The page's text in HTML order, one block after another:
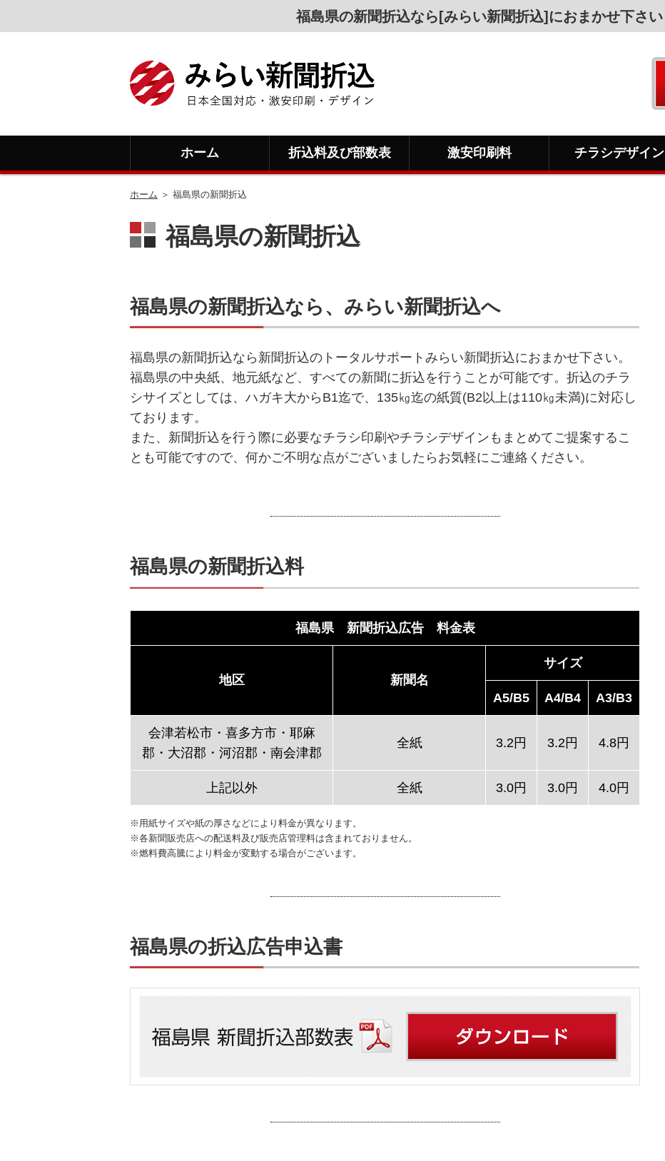
福島県の新聞折込なら[みらい新聞折込]におまかせ下さい
ホーム 折込料及び部数表 激安印刷料 チラシデザイン
ホーム ＞ 福島県の新聞折込
福島県の新聞折込
福島県の新聞折込なら、みらい新聞折込へ
福島県の新聞折込なら新聞折込のトータルサポートみらい新聞折込におまかせ下さい。
福島県の中央紙、地元紙など、すべての新聞に折込を行うことが可能です。折込のチラ
シサイズとしては、ハガキ大からB1迄で、135㎏迄の紙質(B2以上は110㎏未満)に対応し
ております。
また、新聞折込を行う際に必要なチラシ印刷やチラシデザインもまとめてご提案するこ
とも可能ですので、何かご不明な点がございましたらお気軽にご連絡ください。
福島県の新聞折込料
福島県 新聞折込広告 料金表
地区 新聞名
サイズ
A5/B5 A4/B4 A3/B3
会津若松市・喜多方市・耶麻
郡・大沼郡・河沼郡・南会津郡
全紙 3.2円 3.2円 4.8円
上記以外 全紙 3.0円 3.0円 4.0円
※用紙サイズや紙の厚さなどにより料金が異なります。
※各新聞販売店への配送料及び販売店管理料は含まれておりません。
※燃料費高騰により料金が変動する場合がございます。
福島県の折込広告申込書